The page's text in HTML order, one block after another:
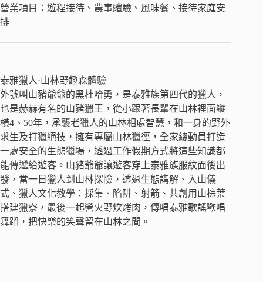
營業項目：遊程接待、農事體驗、風味餐、接待家庭安
排
泰雅獵人·山林野趣森體驗
外號叫山豬爺爺的黑杜哈勇，是泰雅族第四代的獵人，
也是赫赫有名的山豬獵王，從小跟著長輩在山林裡面縱
橫4、50年，承襲老獵人的山林相處智慧，和一身的野外
求生及打獵絕技，擁有專屬山林獵徑，全家總動員打造
一處安全的生態獵場，透過工作假期方式將這些知識都
能傳遞給遊客。山豬爺爺讓遊客穿上泰雅族服紋面後出
發，當一日獵人到山林探險，透過生態講解、入山儀
式、獵人文化教學：採集、陷阱、射箭、共創用山棕葉
搭建獵寮，最後一起營火野炊烤肉，傳唱泰雅歌謠歡唱
舞蹈，把快樂的笑聲留在山林之間。